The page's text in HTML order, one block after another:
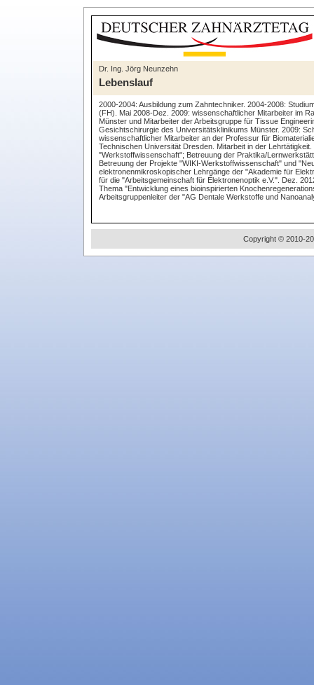
Dr. Ing. Jörg Neunzehn
Lebenslauf
2000-2004: Ausbildung zum Zahntechniker. 2004-2008:
(FH). Mai 2008-Dez. 2009: wissenschaftlicher Mitarbeiter im
Münster und Mitarbeiter der Arbeitsgruppe für Tissue
Gesichtschirurgie des Universitätsklinikums Münster. 2009:
wissenschaftlicher Mitarbeiter an der Professur für
Technischen Universität Dresden. Mitarbeit in der
"Werkstoffwissenschaft"; Betreuung der Praktika/
Betreuung der Projekte "WIKI-Werkstoffwissenschaft" und
elektronenmikroskopischer Lehrgänge der "Akademie für
für die "Arbeitsgemeinschaft für Elektronenoptik e.V.". Dez.
Thema "Entwicklung eines bioinspirierten
Arbeitsgruppenleiter der "AG Dentale Werkstoffe und
Copyright © 2010-